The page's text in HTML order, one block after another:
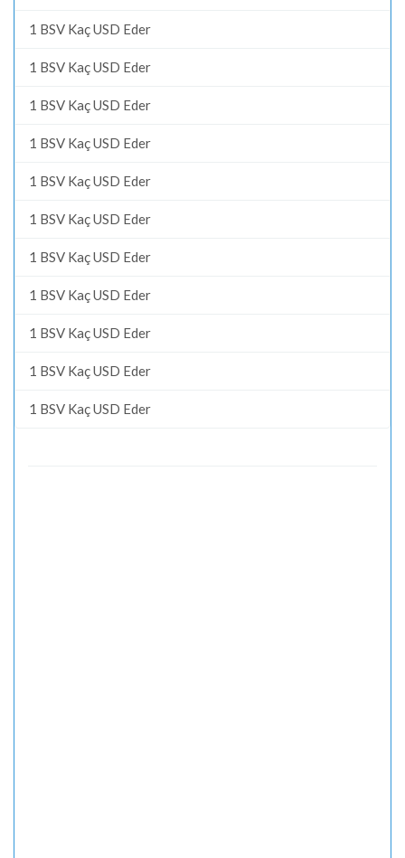
1 BSV Kaç USD Eder
1 BSV Kaç USD Eder
1 BSV Kaç USD Eder
1 BSV Kaç USD Eder
1 BSV Kaç USD Eder
1 BSV Kaç USD Eder
1 BSV Kaç USD Eder
1 BSV Kaç USD Eder
1 BSV Kaç USD Eder
1 BSV Kaç USD Eder
1 BSV Kaç USD Eder